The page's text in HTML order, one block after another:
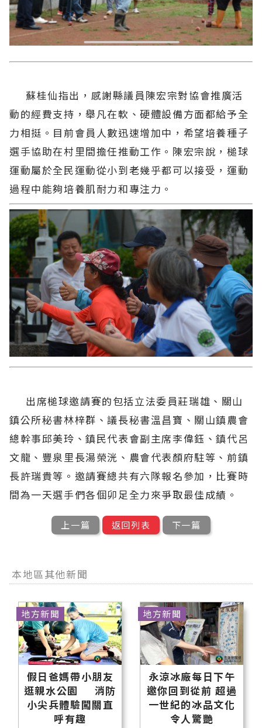
蘇桂仙指出，感謝縣議員陳宏宗對協會推廣活
動的經費支持，舉凡在軟、硬體設備方面都給予全
力相挺。目前會員人數迅速增加中，希望培養種子
選手協助在村里間擔任推動工作。陳宏宗說，槌球
運動屬於全民運動從小到老幾乎都可以接受，運動
過程中能夠培養肌耐力和專注力。
出席槌球邀請賽的包括立法委員莊瑞雄、關山
鎮公所秘書林梓群、議長秘書溫昌寶、關山鎮農會
總幹事邱美玲、鎮民代表會副主席李偉鈺、鎮代呂
文龍、豐泉里長湯榮洸、農會代表顏府駐等、前鎮
長許瑞貴等。邀請賽總共有六隊報名參加，比賽時
間為一天選手們各個卯足全力來爭取最佳成績。
上一篇 返回列表 下一篇
本地區其他新聞
假日爸媽帶小朋友
逛親水公園 消防
小尖兵體驗闖關直
呼有趣
地方新聞
永涼冰廠每日下午
邀你回到從前 超過
一世紀的冰品文化
令人驚艷
地方新聞